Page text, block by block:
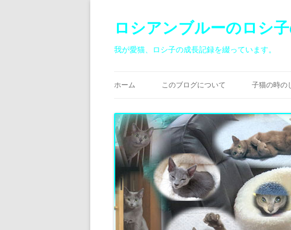
ロシアンブルーのロシ
我が愛猫、ロシ子の成長記録を綴っています。
ホーム このブログについて 子猫の時の